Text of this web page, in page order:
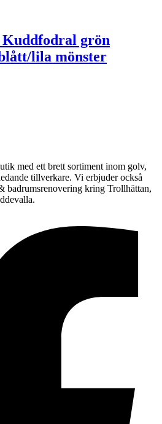
grön
lila mönster
med ett brett sortiment inom golv,
tillverkare. Vi erbjuder också
badrumsrenovering kring Trollhättan,